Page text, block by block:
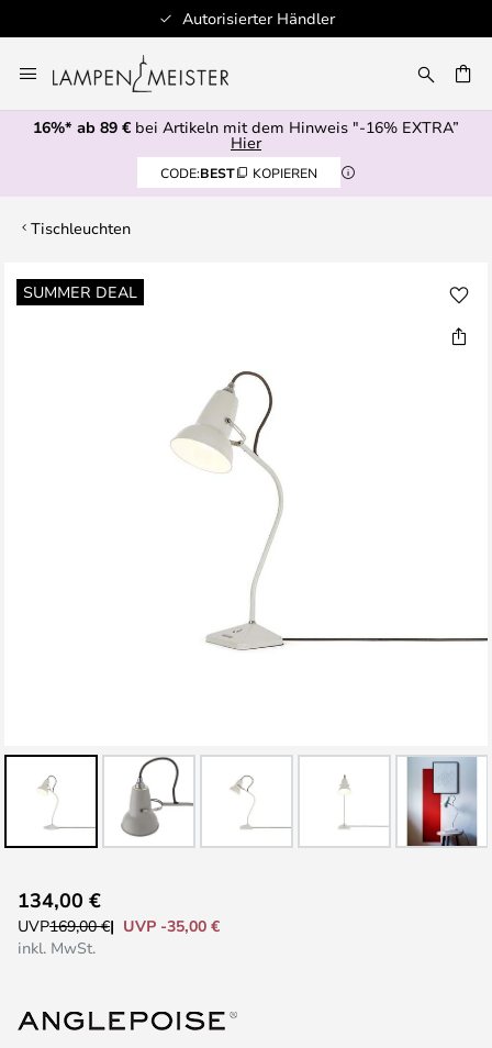
Autorisierter Händler
Inhalt
springen
16%* ab 89 € bei Artikeln mit dem Hinweis "-16% EXTRA”
Hier
CODE:BEST KOPIEREN
Tischleuchten
SUMMER DEAL
Zum
Ende
Anfang
der
134,00 €
UVP169,00 €
UVP -35,00 €
inkl. MwSt.